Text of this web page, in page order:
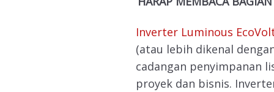
Inverter Luminous
(atau lebih dikenal
cadangan penyimpanan
proyek dan bisnis.